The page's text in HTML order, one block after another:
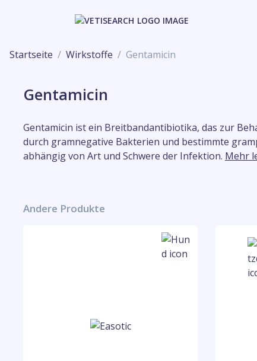
Startseite Wirkstoffe Gentamicin
Gentamicin
Gentamicin ist ein Breitbandantibiotika, das zur
durch gramnegative Bakterien und bestimmte
abhängig von Art und Schwere der Infektion. Mehr
Andere Produkte